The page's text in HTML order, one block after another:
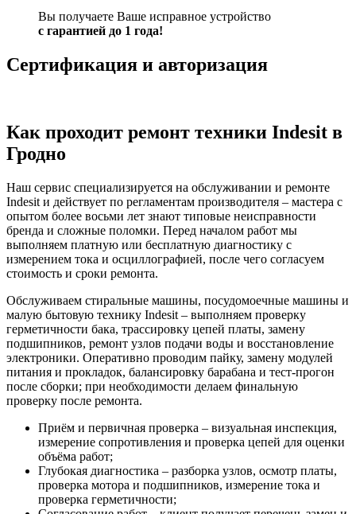
Вы получаете Ваше исправное устройство
с гарантией до 1 года!
Сертификация и авторизация
Как проходит ремонт техники Indesit в
Гродно
Наш сервис специализируется на обслуживании и ремонте
Indesit и действует по регламентам производителя – мастера с
опытом более восьми лет знают типовые неисправности
бренда и сложные поломки. Перед началом работ мы
выполняем платную или бесплатную диагностику с
измерением тока и осциллографией, после чего согласуем
стоимость и сроки ремонта.
Обслуживаем стиральные машины, посудомоечные машины и
малую бытовую технику Indesit – выполняем проверку
герметичности бака, трассировку цепей платы, замену
подшипников, ремонт узлов подачи воды и восстановление
электроники. Оперативно проводим пайку, замену модулей
питания и прокладок, балансировку барабана и тест‑прогон
после сборки; при необходимости делаем финальную
проверку после ремонта.
Приём и первичная проверка – визуальная инспекция,
измерение сопротивления и проверка цепей для оценки
объёма работ;
Глубокая диагностика – разборка узлов, осмотр платы,
проверка мотора и подшипников, измерение тока и
проверка герметичности;